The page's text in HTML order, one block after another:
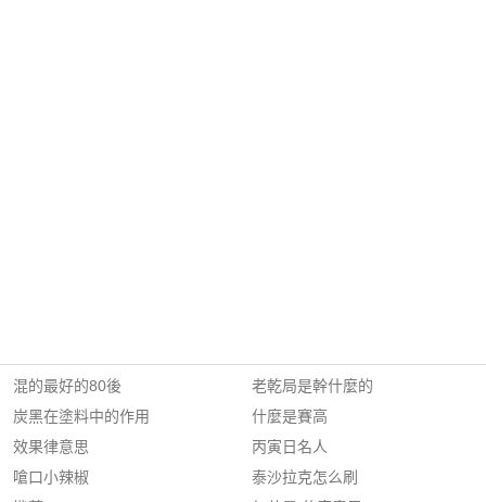
混的最好的80後
炭黑在塗料中的作用
效果律意思
嗆口小辣椒
老乾局是幹什麼的
什麼是賽高
丙寅日名人
泰沙拉克怎么刷